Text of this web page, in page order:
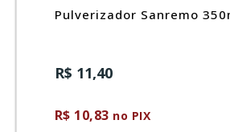
Pulverizador Sanremo
R$ 11,40
R$ 10,83 no PIX